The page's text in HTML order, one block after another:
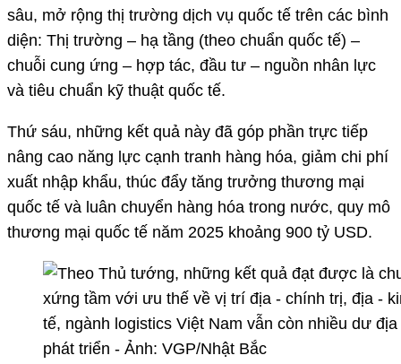
sâu, mở rộng thị trường dịch vụ quốc tế trên các bình
diện: Thị trường – hạ tầng (theo chuẩn quốc tế) –
chuỗi cung ứng – hợp tác, đầu tư – nguồn nhân lực
và tiêu chuẩn kỹ thuật quốc tế.
Thứ sáu, những kết quả này đã góp phần trực tiếp
nâng cao năng lực cạnh tranh hàng hóa, giảm chi phí
xuất nhập khẩu, thúc đẩy tăng trưởng thương mại
quốc tế và luân chuyển hàng hóa trong nước, quy mô
thương mại quốc tế năm 2025 khoảng 900 tỷ USD.